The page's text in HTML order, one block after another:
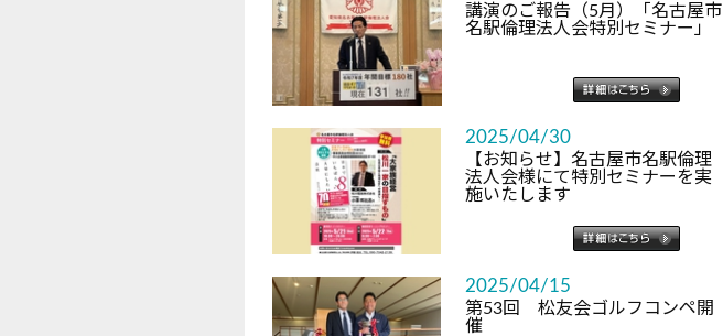
講演のご報告（5月）「名古屋市
名駅倫理法人会特別セミナー」
2025/04/30
【お知らせ】名古屋市名駅倫理
法人会様にて特別セミナーを実
施いたします
2025/04/15
第53回 松友会ゴルフコンペ開
催